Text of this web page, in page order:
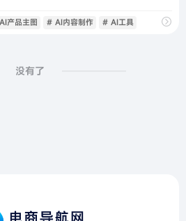
产品主图 # AI内容制作 # AI工具
没有了